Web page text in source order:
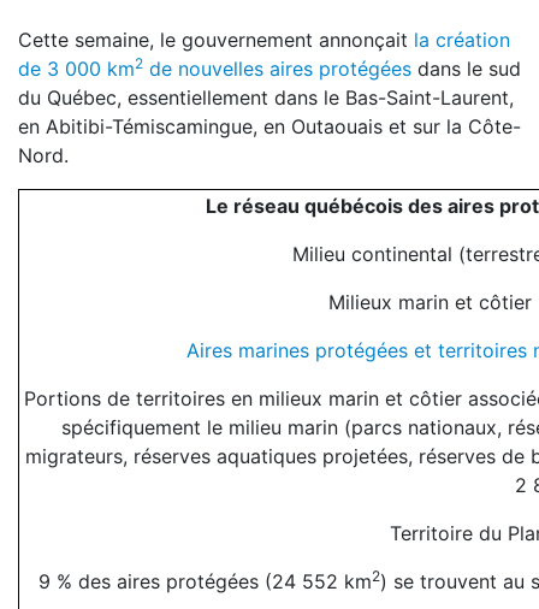
Cette semaine, le gouvernement annonçait la création
de 3 000 km2 de nouvelles aires protégées dans le sud
du Québec, essentiellement dans le Bas-Saint-Laurent,
en Abitibi-Témiscamingue, en Outaouais et sur la Côte-
Nord.
Le réseau québécois des aires
Milieu continental
Milieux marin et côtier
Aires marines protégées et territoires
Portions de territoires en milieux marin et côtier
spécifiquement le milieu marin (parcs nationaux,
migrateurs, réserves aquatiques projetées, réserves
2
Territoire du
9 % des aires protégées (24 552 km2) se trouvent au